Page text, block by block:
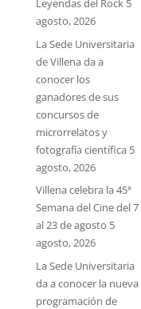
Leyendas del Rock 5
agosto, 2026
La Sede Universitaria
de Villena da a
conocer los
ganadores de sus
concursos de
microrrelatos y
fotografía científica 5
agosto, 2026
Villena celebra la 45ª
Semana del Cine del 7
al 23 de agosto 5
agosto, 2026
La Sede Universitaria
da a conocer la nueva
programación de